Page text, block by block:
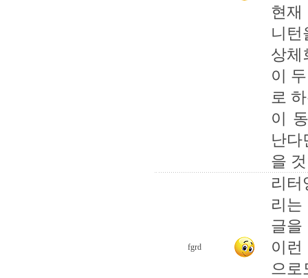
현재
니
상체
이
로
이
난다
을
fgrd
리
리
글
이
으로